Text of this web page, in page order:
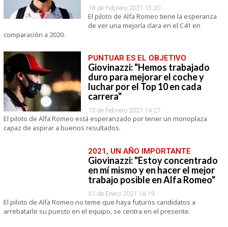
18 de Febrero 2021 13:30
El piloto de Alfa Romeo tiene la esperanza
de ver una mejoría clara en el C41 en
comparación a 2020.
PUNTUAR ES EL OBJETIVO
Giovinazzi: "Hemos trabajado
duro para mejorar el coche y
luchar por el Top 10 en cada
carrera"
13 de Febrero 2021 14:27
El piloto de Alfa Romeo está esperanzado por tener un monoplaza
capaz de aspirar a buenos resultados.
2021, UN AÑO IMPORTANTE
Giovinazzi: "Estoy concentrado
en mí mismo y en hacer el mejor
trabajo posible en Alfa Romeo"
31 de Enero 2021 18:19
El piloto de Alfa Romeo no teme que haya futuros candidatos a
arrebatarle su puesto en el equipo, se centra en el presente.